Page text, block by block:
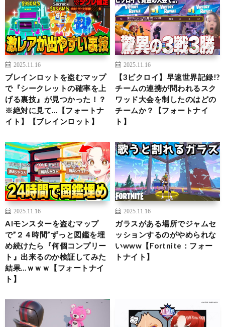
2025.11.16
ブレインロットを盗むマップ
で『シークレットの確率を上
げる裏技』が見つかった！？
※絶対に見て…【フォートナ
イト】【ブレインロット】
2025.11.16
【3ビクロイ】早速世界記録!?
チームの連携が問われるスク
ワッド大会を制したのはどの
チームか？【フォートナイ
ト】
2025.11.16
AIモンスターを盗むマップ
で”２４時間”ずっと図鑑を埋
め続けたら『何個コンプリー
ト』出来るのか検証してみた
結果…ｗｗｗ【フォートナイ
ト】
2025.11.16
ガラスがある場所でジャムセ
ッションするのがやめられな
いwww【Fortnite：フォー
トナイト】